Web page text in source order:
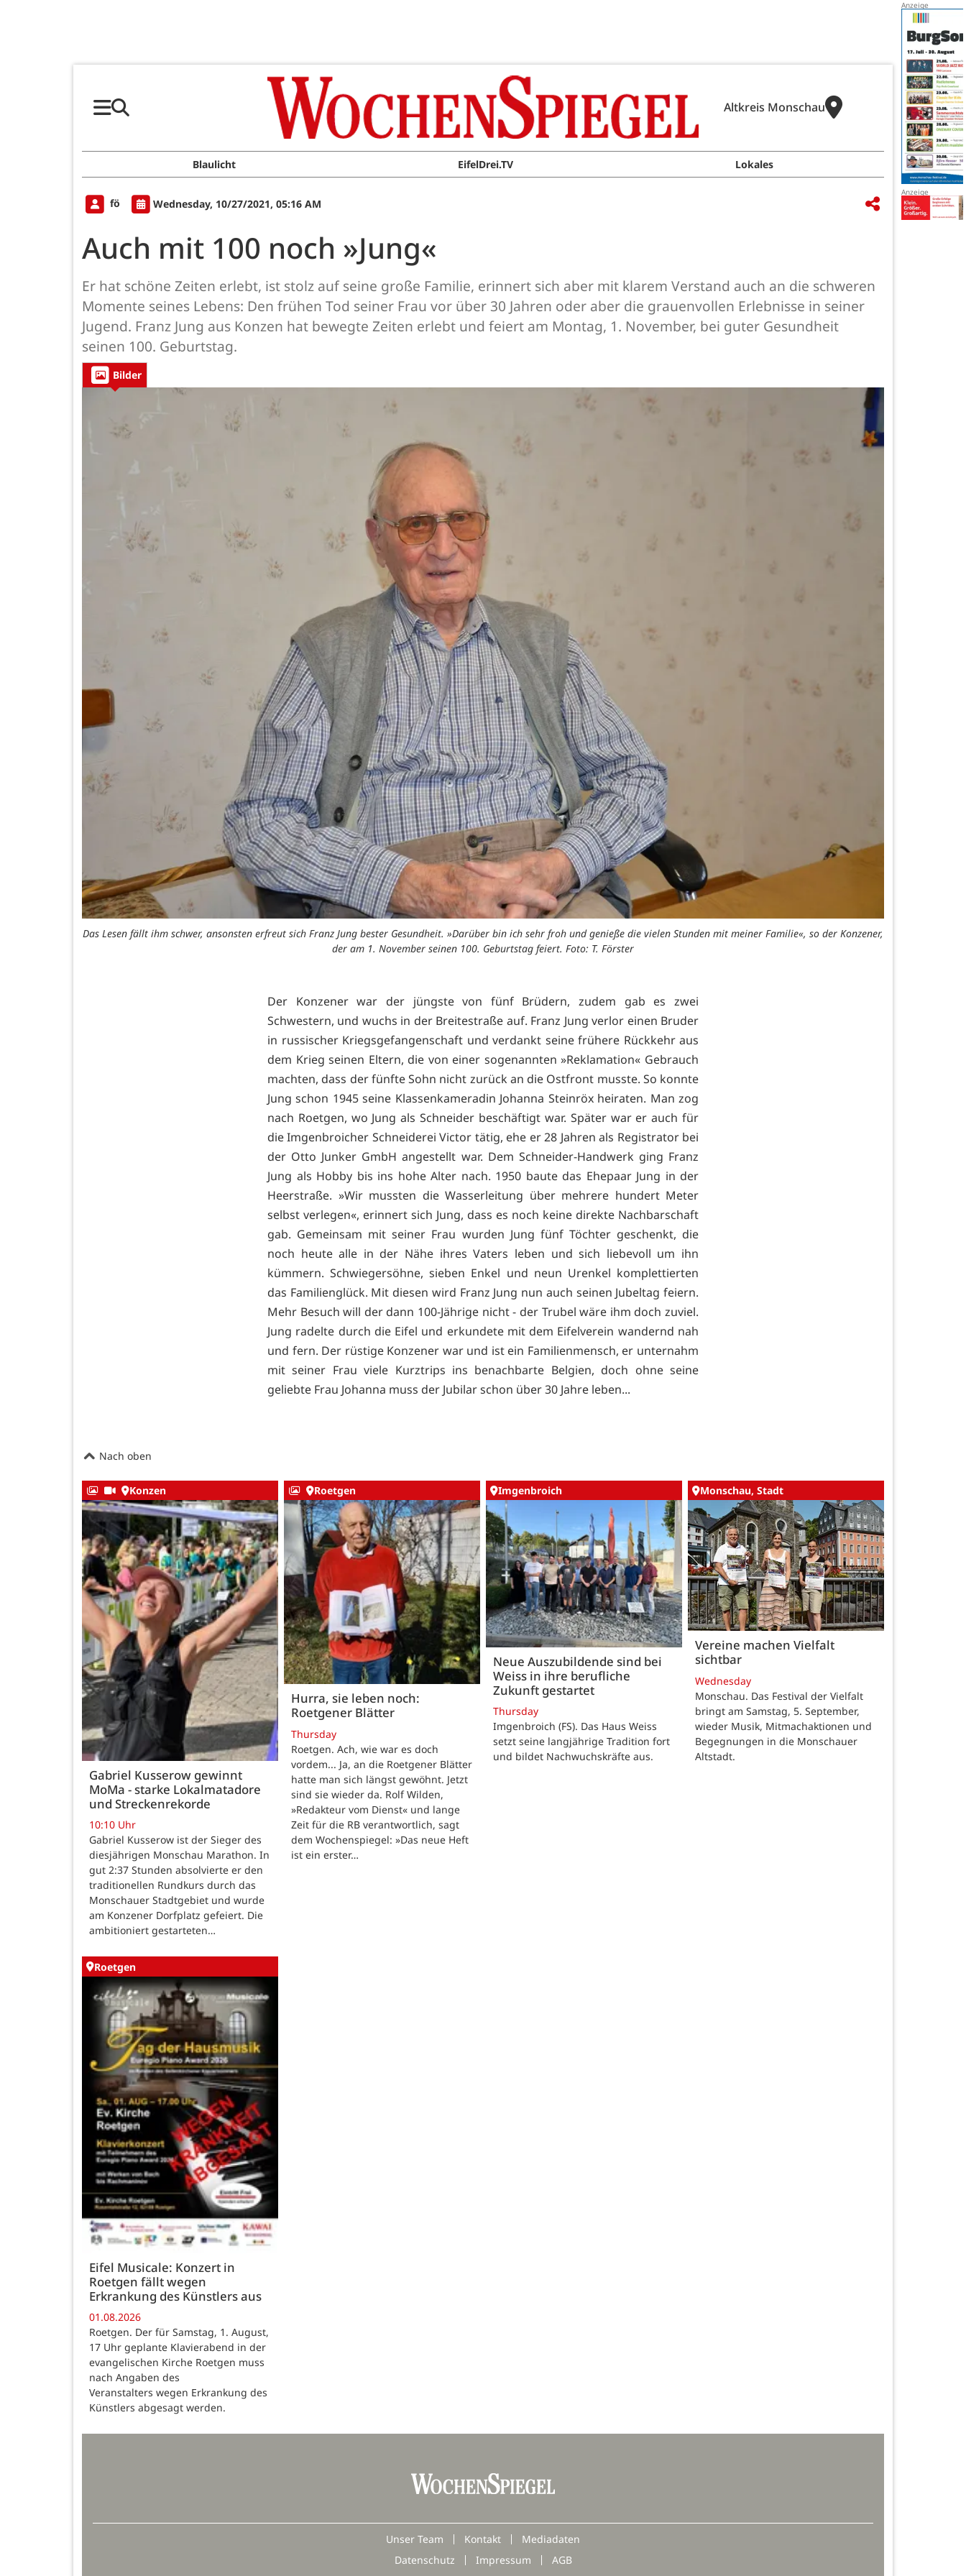
Altkreis Monschau
Blaulicht EifelDrei.TV Lokales
fö Wednesday, 10/27/2021, 05:16 AM
Auch mit 100 noch »Jung«
Er hat schöne Zeiten erlebt, ist stolz auf seine große Familie, erinnert sich aber mit klarem Verstand auch an die schweren
Momente seines Lebens: Den frühen Tod seiner Frau vor über 30 Jahren oder aber die grauenvollen Erlebnisse in seiner
Jugend. Franz Jung aus Konzen hat bewegte Zeiten erlebt und feiert am Montag, 1. November, bei guter Gesundheit
seinen 100. Geburtstag.
Bilder
Das Lesen fällt ihm schwer, ansonsten erfreut sich Franz Jung bester Gesundheit. »Darüber bin ich sehr froh und genieße die vielen Stunden mit meiner Familie«, so der Konzener,
der am 1. November seinen 100. Geburtstag feiert. Foto: T. Förster
Der Konzener war der jüngste von fünf Brüdern, zudem gab es zwei
Schwestern, und wuchs in der Breitestraße auf. Franz Jung verlor einen Bruder
in russischer Kriegsgefangenschaft und verdankt seine frühere Rückkehr aus
dem Krieg seinen Eltern, die von einer sogenannten »Reklamation« Gebrauch
machten, dass der fünfte Sohn nicht zurück an die Ostfront musste. So konnte
Jung schon 1945 seine Klassenkameradin Johanna Steinröx heiraten. Man zog
nach Roetgen, wo Jung als Schneider beschäftigt war. Später war er auch für
die Imgenbroicher Schneiderei Victor tätig, ehe er 28 Jahren als Registrator bei
der Otto Junker GmbH angestellt war. Dem Schneider-Handwerk ging Franz
Jung als Hobby bis ins hohe Alter nach. 1950 baute das Ehepaar Jung in der
Heerstraße. »Wir mussten die Wasserleitung über mehrere hundert Meter
selbst verlegen«, erinnert sich Jung, dass es noch keine direkte Nachbarschaft
gab. Gemeinsam mit seiner Frau wurden Jung fünf Töchter geschenkt, die
noch heute alle in der Nähe ihres Vaters leben und sich liebevoll um ihn
kümmern. Schwiegersöhne, sieben Enkel und neun Urenkel komplettierten
das Familienglück. Mit diesen wird Franz Jung nun auch seinen Jubeltag feiern.
Mehr Besuch will der dann 100-Jährige nicht - der Trubel wäre ihm doch zuviel.
Jung radelte durch die Eifel und erkundete mit dem Eifelverein wandernd nah
und fern. Der rüstige Konzener war und ist ein Familienmensch, er unternahm
mit seiner Frau viele Kurztrips ins benachbarte Belgien, doch ohne seine
geliebte Frau Johanna muss der Jubilar schon über 30 Jahre leben...
Nach oben
Konzen
Gabriel Kusserow gewinnt
MoMa - starke Lokalmatadore
und Streckenrekorde
10:10 Uhr
Gabriel Kusserow ist der Sieger des
diesjährigen Monschau Marathon. In
gut 2:37 Stunden absolvierte er den
traditionellen Rundkurs durch das
Monschauer Stadtgebiet und wurde
am Konzener Dorfplatz gefeiert. Die
ambitioniert gestarteten…
Roetgen
Hurra, sie leben noch:
Roetgener Blätter
Thursday
Roetgen. Ach, wie war es doch
vordem... Ja, an die Roetgener Blätter
hatte man sich längst gewöhnt. Jetzt
sind sie wieder da. Rolf Wilden,
»Redakteur vom Dienst« und lange
Zeit für die RB verantwortlich, sagt
dem Wochenspiegel: »Das neue Heft
ist ein erster…
Imgenbroich
Neue Auszubildende sind bei
Weiss in ihre berufliche
Zukunft gestartet
Thursday
Imgenbroich (FS). Das Haus Weiss
setzt seine langjährige Tradition fort
und bildet Nachwuchskräfte aus.
Monschau, Stadt
Vereine machen Vielfalt
sichtbar
Wednesday
Monschau. Das Festival der Vielfalt
bringt am Samstag, 5. September,
wieder Musik, Mitmachaktionen und
Begegnungen in die Monschauer
Altstadt.
Roetgen
Eifel Musicale: Konzert in
Roetgen fällt wegen
Erkrankung des Künstlers aus
01.08.2026
Roetgen. Der für Samstag, 1. August,
17 Uhr geplante Klavierabend in der
evangelischen Kirche Roetgen muss
nach Angaben des
Veranstalters wegen Erkrankung des
Künstlers abgesagt werden.
Unser Team Kontakt
Mediadaten
Datenschutz
Impressum
AGB